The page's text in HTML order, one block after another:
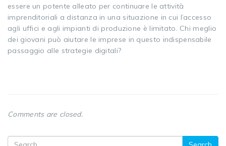
essere un potente alleato per continuare le attività
imprenditoriali a distanza in una situazione in cui l’accesso
agli uffici e agli impianti di produzione è limitato. Chi meglio
dei giovani può aiutare le imprese in questo indispensabile
passaggio alle strategie digitali?
Comments are closed.
Search